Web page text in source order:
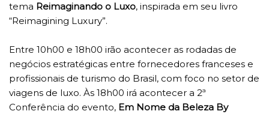
tema Reimaginando o Luxo, inspirada em seu livro
“Reimagining Luxury”.
Entre 10h00 e 18h00 irão acontecer as rodadas de
negócios estratégicas entre fornecedores franceses e
profissionais de turismo do Brasil, com foco no setor de
viagens de luxo. Às 18h00 irá acontecer a 2ª
Conferência do evento, Em Nome da Beleza By